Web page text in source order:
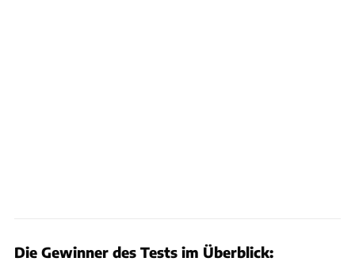
Die Gewinner des Tests im Überblick: